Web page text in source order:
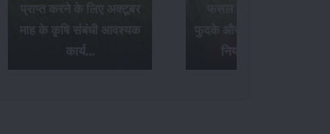
प्राप्त करने के लिए अक्टूबर
माह के कृषि संबंधी आवश्यक
कार्य...
फुदके और तना छेदक किट के
नियंत्रण उपाय...